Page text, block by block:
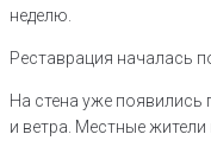
неделю.
Реставрация началась
На стена уже
и ветра. Местные